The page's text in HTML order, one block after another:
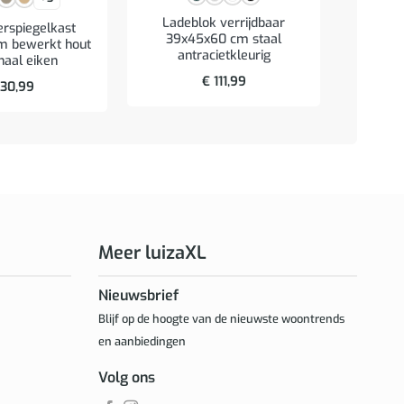
bewerkt hout
eiken
Ladeblok verrijdbaar
39x45x60 cm staal
antracietkleurig
€111,99
Meer luizaXL
Nieuwsbrief
Blijf op de hoogte van de nieuwste woontrends
en aanbiedingen
Volg ons